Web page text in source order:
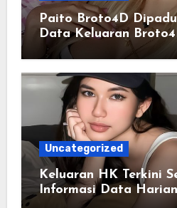
Paito Broto4D
Data Keluaran
Riwayat Hasil
Uncategorized
Keluaran HK Terkini
Informasi Data